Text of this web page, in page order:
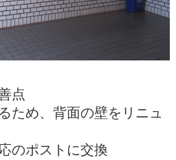
点
ため、背面の壁をリニュ
のポストに交換